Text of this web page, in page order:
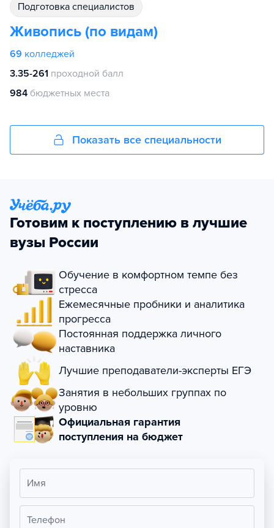
подготовка специалистов
Живопись (по видам)
69 колледжей
3.35-261 проходной балл
984 бюджетных места
Показать все специальности
Готовим к поступлению в лучшие
вузы России
Обучение в комфортном темпе без
стресса
Ежемесячные пробники и аналитика
прогресса
Постоянная поддержка личного
наставника
Лучшие преподаватели-эксперты ЕГЭ
Занятия в небольших группах по
уровню
Официальная гарантия
поступления на бюджет
Имя
Телефон